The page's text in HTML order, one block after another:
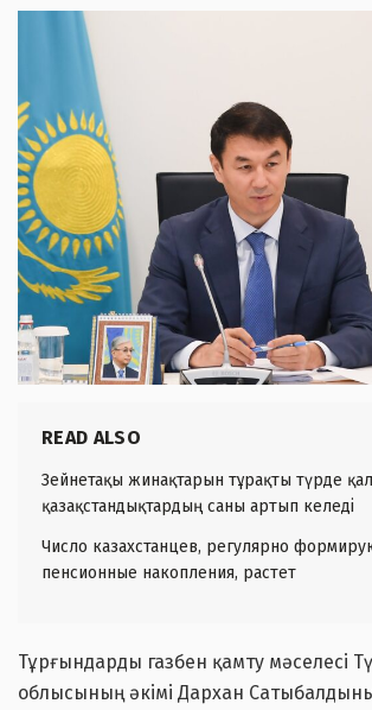
READ ALSO
Зейнетақы жинақтарын тұрақты түрде
қазақстандықтардың саны артып келеді
Число казахстанцев, регулярно
пенсионные накопления, растет
Тұрғындарды газбен қамту мәселесі
облысының әкімі Дархан